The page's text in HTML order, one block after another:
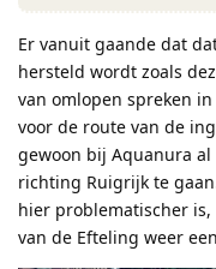
Er vanuit gaande dat
hersteld wordt zoals
van omlopen spreken
voor de route van de
gewoon bij Aquanura
richting Ruigrijk te
hier problematischer
van de Efteling weer